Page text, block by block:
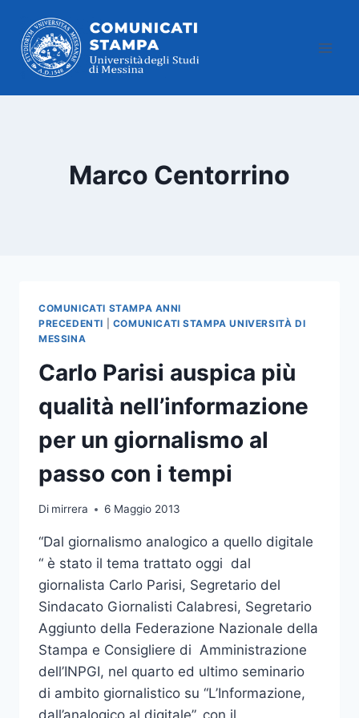
contenuto
Marco Centorrino
COMUNICATI STAMPA ANNI
PRECEDENTI
COMUNICATI STAMPA UNIVERSITÀ DI
MESSINA
Carlo Parisi auspica più
qualità nell’informazione
per un giornalismo al
passo con i tempi
Di mirrera 6 Maggio 2013
“Dal giornalismo analogico a quello digitale
“ è stato il tema trattato oggi dal
giornalista Carlo Parisi, Segretario del
Sindacato Giornalisti Calabresi, Segretario
Aggiunto della Federazione Nazionale della
Stampa e Consigliere di Amministrazione
dell’INPGI, nel quarto ed ultimo seminario
di ambito giornalistico su “L’Informazione,